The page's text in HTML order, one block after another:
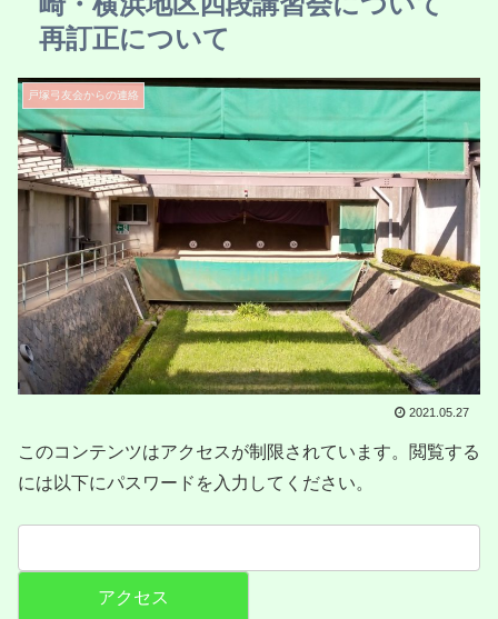
再訂正について
戸塚弓友会からの連絡
2021.05.27
このコンテンツはアクセスが制限されています。閲覧する
には以下にパスワードを入力してください。